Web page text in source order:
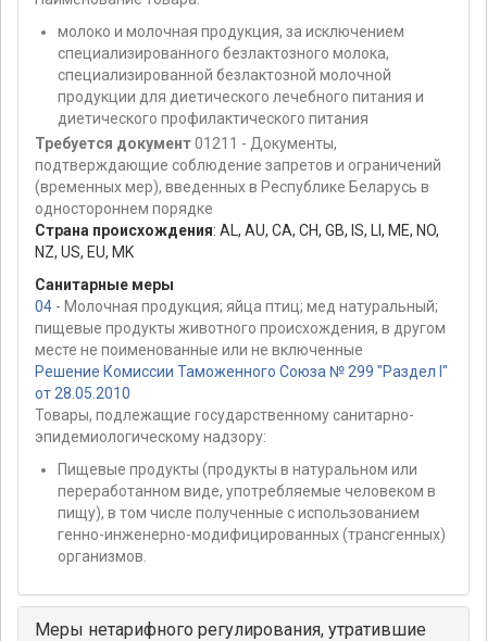
молоко и молочная продукция, за исключением
специализированного безлактозного молока,
специализированной безлактозной молочной
продукции для диетического лечебного питания и
диетического профилактического питания
Требуется документ01211 - Документы,
подтверждающие соблюдение запретов и ограничений
(временных мер), введенных в Республике Беларусь в
одностороннем порядке
Страна происхождения: AL , AU, CA, CH, GB, IS, , ME, NO,
NZ, US, EU, MK
Санитарные меры
04 - Молочная продукция; яйца птиц; мед натуральный;
пищевые продукты животного происхождения, в другом
месте не поименованные или не включенные
Решение Комиссии Таможенного Союза № 299 "Раздел I"
от 28.05.2010
Товары, подлежащие государственному санитарно-
эпидемиологическому надзору:
Пищевые продукты (продукты в натуральном или
переработанном виде, употребляемые человеком в
пищу), в том числе полученные с использованием
генно-инженерно-модифицированных (трансгенных)
организмов.
Меры нетарифного регулирования, утратившие